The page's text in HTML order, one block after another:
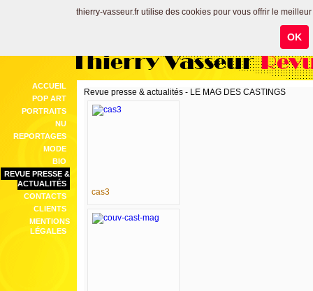
Thierry Vasseur
ACCUEIL
POP ART
PORTRAITS
NU
REPORTAGES
MODE
BIO
REVUE PRESSE &
ACTUALITÉS
CONTACTS
CLIENTS
MENTIONS
LÉGALES
Revue presse & actualités - LE MAG DES CASTINGS
cas3
thierry-vasseur.fr utilise des cookies pour vous offrir le
OK